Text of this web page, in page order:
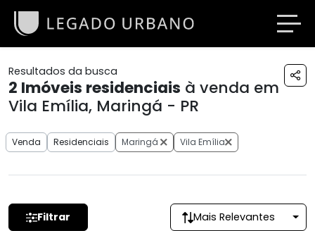
Resultados da busca
2 Imóveis residenciais à venda em
Vila Emília, Maringá - PR
Venda Residenciais Maringá Vila Emília
Filtrar Mais Relevantes